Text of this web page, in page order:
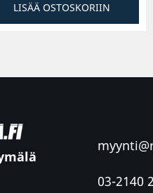
LISÄÄ OSTOSKORIIN
03-2140